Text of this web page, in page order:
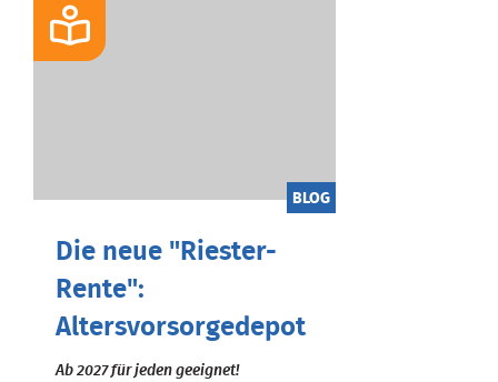
BLOG
Die neue "Riester-
Rente":
Altersvorsorgedepot
Ab 2027 für jeden geeignet!